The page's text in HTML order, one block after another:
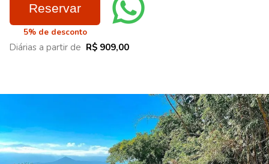
Reservar
5% de desconto
Diárias a partir de R$ 909,00